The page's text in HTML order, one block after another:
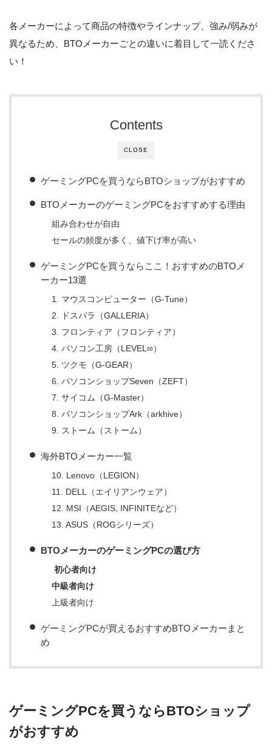
各メーカーによって商品の特徴やラインナップ、強み/弱みが
異なるため、BTOメーカーごとの違いに着目して一読くださ
い！
CLOSE
Contents
ゲーミングPCを買うならBTOショップがおすすめ
BTOメーカーのゲーミングPCをおすすめする理由
組み合わせが自由
セールの頻度が多く、値下げ率が高い
ゲーミングPCを買うならここ！おすすめのBTOメ
ーカー13選
1. マウスコンピューター（G-Tune）
2. ドスパラ（GALLERIA）
3. フロンティア（フロンティア）
4. パソコン工房（LEVEL∞）
5. ツクモ（G-GEAR）
6. パソコンショップSeven（ZEFT）
7. サイコム（G-Master）
8. パソコンショップArk（arkhive）
9. ストーム（ストーム）
海外BTOメーカー一覧
10. Lenovo（LEGION）
11. DELL（エイリアンウェア）
12. MSI（AEGIS, INFINITEなど）
13. ASUS（ROGシリーズ）
BTOメーカーのゲーミングPCの選び方
初心者向け
中級者向け
上級者向け
ゲーミングPCが買えるおすすめBTOメーカーまと
め
ゲーミングPCを買うならBTOショップ
がおすすめ